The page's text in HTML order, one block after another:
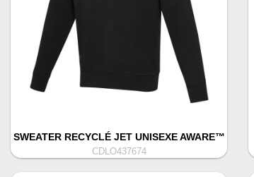
SWEATER RECYCLÉ JET UNISEXE AWARE™
CDLO437674